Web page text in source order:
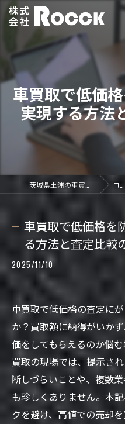
車買取で低価
実現する方法
コラム
車買取で低価格を
る方法と査定比較
2025/11/10
車買取で低価格の査定に
か？買取額に納得がいか
価をしてもらえるのか悩
買取の現場では、提示さ
断しづらいことや、複数
も珍しくありません。本
クを避け、高値での売却